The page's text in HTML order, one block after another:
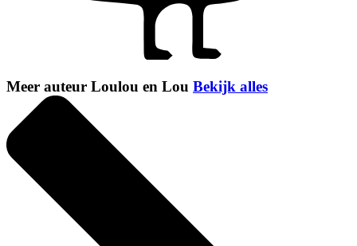
Meer auteur Loulou en Lou Bekijk alles